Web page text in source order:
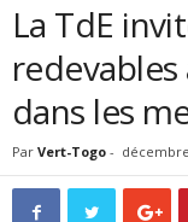
La TdE
dans les
Par Vert-Togo -